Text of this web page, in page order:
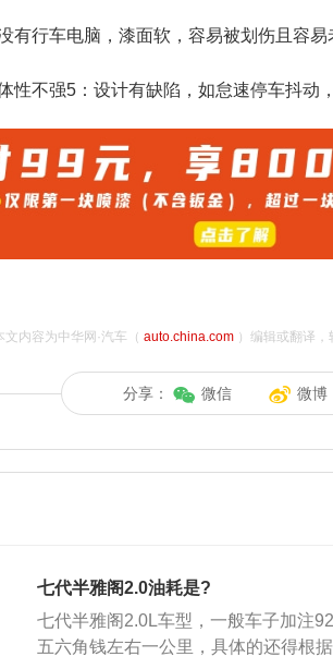
有行车电脑，漆面软，容易被划伤且容易
性不强5：设计有缺陷，如怠速停车抖动
文内容为中华网·汽车（ auto.china.com）编辑或翻译，
分享： 微信 微博
七代半雅阁2.0油耗是?
七代半雅阁2.0L车型，一般车子加注
五六角钱左右一公里，具体的还得根